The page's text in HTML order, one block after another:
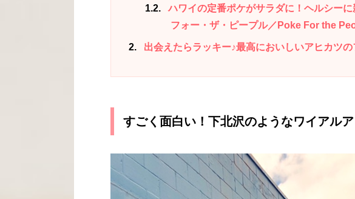
1.2
ハワイの定番ポケがサラダに！ヘルシー
フォー・ザ・ピープル／Poke For the
2 出会えたらラッキー♪最高においしいアヒカツ
すごく面白い！下北沢のようなワイアルア